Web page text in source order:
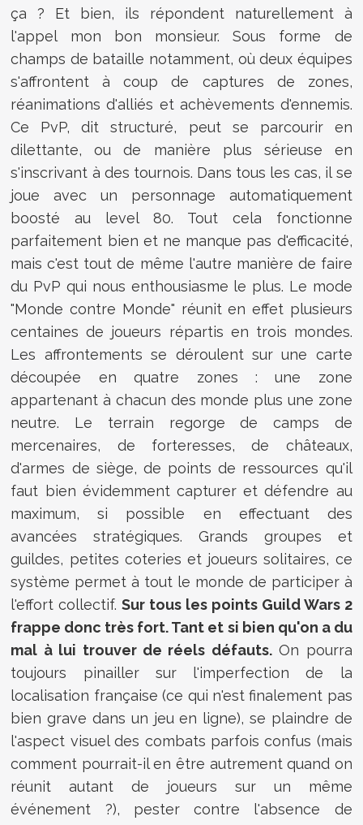
ça ? Et bien, ils répondent naturellement à
l'appel mon bon monsieur. Sous forme de
champs de bataille notamment, où deux équipes
s'affrontent à coup de captures de zones,
réanimations d'alliés et achèvements d'ennemis.
Ce PvP, dit structuré, peut se parcourir en
dilettante, ou de manière plus sérieuse en
s'inscrivant à des tournois. Dans tous les cas, il se
joue avec un personnage automatiquement
boosté au level 80. Tout cela fonctionne
parfaitement bien et ne manque pas d'efficacité,
mais c'est tout de même l'autre manière de faire
du PvP qui nous enthousiasme le plus. Le mode
"Monde contre Monde" réunit en effet plusieurs
centaines de joueurs répartis en trois mondes.
Les affrontements se déroulent sur une carte
découpée en quatre zones : une zone
appartenant à chacun des monde plus une zone
neutre. Le terrain regorge de camps de
mercenaires, de forteresses, de châteaux,
d'armes de siège, de points de ressources qu'il
faut bien évidemment capturer et défendre au
maximum, si possible en effectuant des
avancées stratégiques. Grands groupes et
guildes, petites coteries et joueurs solitaires, ce
système permet à tout le monde de participer à
l'effort collectif.Sur tous les points Guild Wars 2
frappe donc très fort. Tant et si bien qu'on a du
mal à lui trouver de réels défauts.On pourra
toujours pinailler sur l'imperfection de la
localisation française (ce qui n'est finalement pas
bien grave dans un jeu en ligne), se plaindre de
l'aspect visuel des combats parfois confus (mais
comment pourrait-il en être autrement quand on
réunit autant de joueurs sur un même
événement ?), pester contre l'absence de